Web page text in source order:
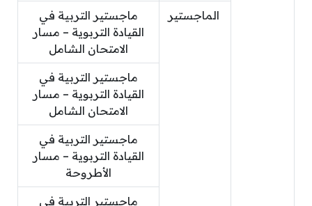
الماجستير
ماجستير التربية في
القيادة التربوية – مسار
الامتحان الشامل
ماجستير التربية في
القيادة التربوية – مسار
الامتحان الشامل
ماجستير التربية في
القيادة التربوية – مسار
الأطروحة
ماجستير التربية في